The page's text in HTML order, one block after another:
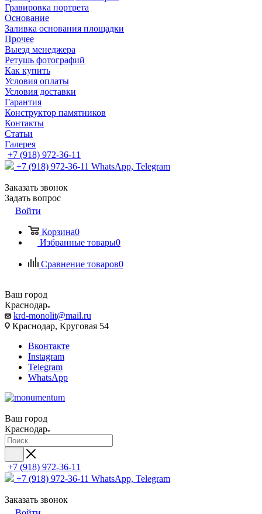
Гравировка портрета
Основание
Заливка основания площадки
Прочее
Выезд менеджера
Ретушь фотографий
Как купить
Условия оплаты
Условия доставки
Гарантия
Конструктор памятников
Контакты
Статьи
Галерея
+7 (918) 972-36-11
+7 (918) 972-36-11 WhatsApp, Telegram
Заказать звонок
Задать вопрос
Войти
Корзина0
Избранные товары0
Сравнение товаров0
Ваш город
Краснодар
krd-monolit@mail.ru
Краснодар, Круговая 54
Вконтакте
Instagram
Telegram
WhatsApp
Ваш город
Краснодар
+7 (918) 972-36-11
+7 (918) 972-36-11 WhatsApp, Telegram
Заказать звонок